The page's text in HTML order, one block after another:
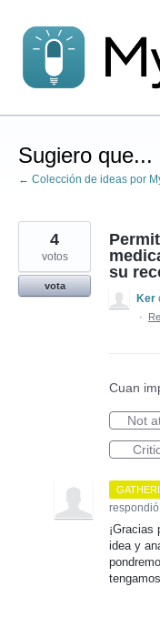
al
contenido
Sugiero que...
← Colección de ideas por
su
4
votos
vota
Ker
·
Cuan
Not
respondió
¡Gracias
idea y